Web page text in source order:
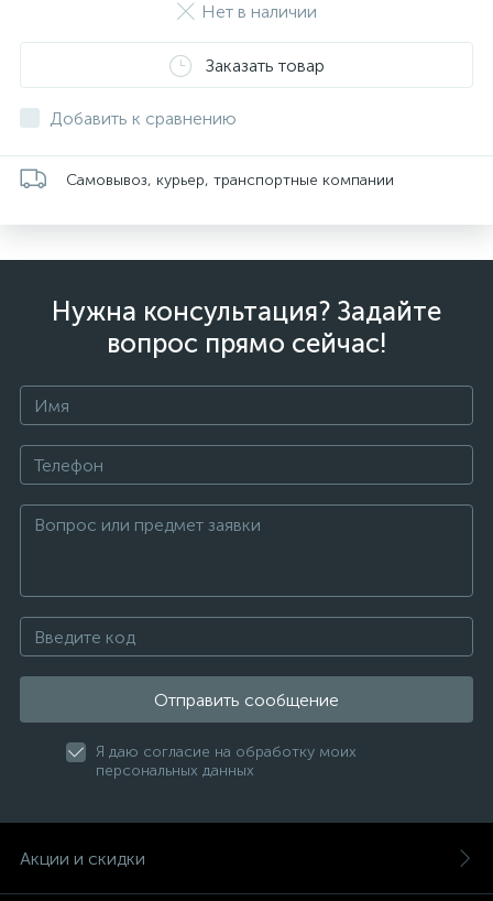
Нет в наличии
Заказать товар
Добавить к сравнению
Самовывоз, курьер, транспортные компании
Нужна консультация? Задайте
вопрос прямо сейчас!
Отправить сообщение
Я даю согласие на обработку моих
персональных данных
Акции и скидки